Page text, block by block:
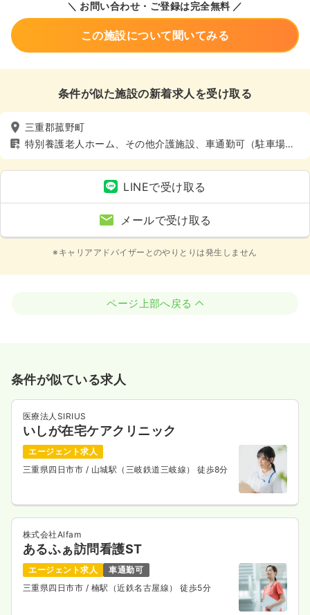
＼ お問い合わせ・ご登録は完全無料 ／
この施設について聞いてみる
条件が似た施設の新着求人を受け取る
三重郡菰野町
特別養護老人ホーム、その他介護施設、車通勤可（駐車場
有）、寮あり
LINEで受け取る
メールで受け取る
※キャリアアドバイザーとのやりとりは発生しません
ページ上部へ戻る
条件が似ている求人
医療法人SIRIUS
いしが在宅ケアクリニック
エージェント求人
三重県四日市市 / 山城駅（三岐鉄道三岐線） 徒歩8分
株式会社Alfam
あるふぁ訪問看護ST
エージェント求人
車通勤可
三重県四日市市 / 楠駅（近鉄名古屋線） 徒歩5分